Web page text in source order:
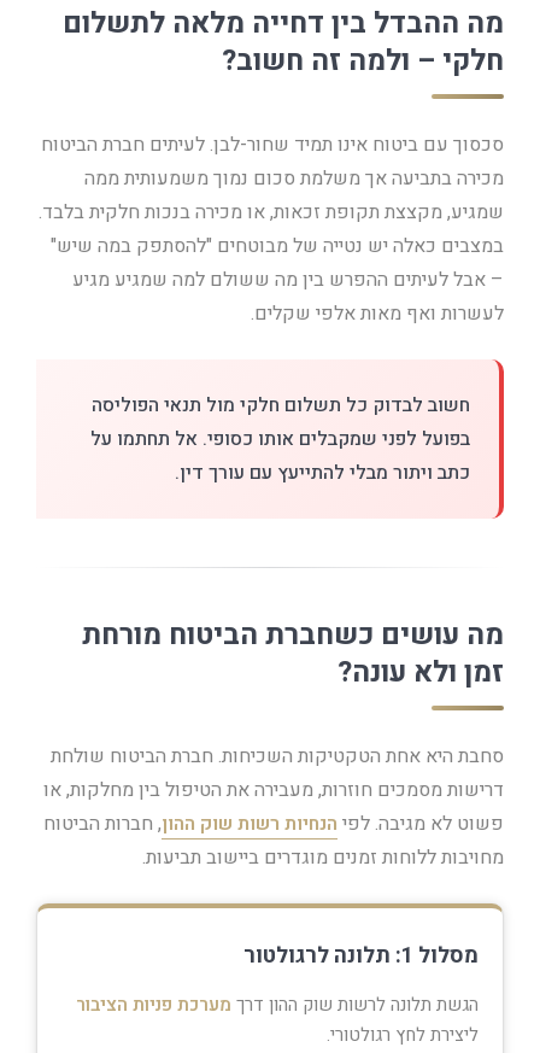
מה ההבדל בין דחייה מלאה לתשלום
חלקי – ולמה זה חשוב?
סכסוך עם ביטוח אינו תמיד שחור-לבן. לעיתים חברת הביטוח
מכירה בתביעה אך משלמת סכום נמוך משמעותית ממה
שמגיע, מקצצת תקופת זכאות, או מכירה בנכות חלקית בלבד.
במצבים כאלה יש נטייה של מבוטחים "להסתפק במה שיש"
– אבל לעיתים ההפרש בין מה ששולם למה שמגיע מגיע
לעשרות ואף מאות אלפי שקלים.
חשוב לבדוק כל תשלום חלקי מול תנאי הפוליסה
בפועל לפני שמקבלים אותו כסופי. אל תחתמו על
כתב ויתור מבלי להתייעץ עם עורך דין.
מה עושים כשחברת הביטוח מורחת
זמן ולא עונה?
סחבת היא אחת הטקטיקות השכיחות. חברת הביטוח שולחת
דרישות מסמכים חוזרות, מעבירה את הטיפול בין מחלקות, או
פשוט לא מגיבה. לפי הנחיות רשות שוק ההון, חברות הביטוח
מחויבות ללוחות זמנים מוגדרים ביישוב תביעות.
מסלול 1: תלונה לרגולטור
הגשת תלונה לרשות שוק ההון דרך מערכת פניות הציבור
ליצירת לחץ רגולטורי.